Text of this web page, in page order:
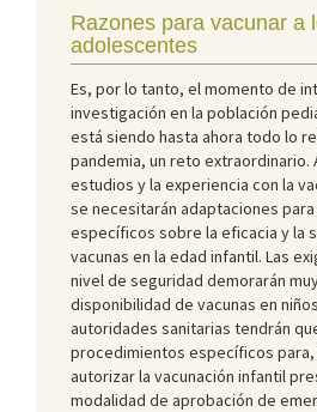
Razones para vacunar a
adolescentes
Es, por lo tanto, el momento de
investigación en la población
está siendo hasta ahora todo lo
pandemia, un reto extraordinario.
estudios y la experiencia con la
se necesitarán adaptaciones
específicos sobre la eficacia y la
vacunas en la edad infantil. Las
nivel de seguridad demorarán
disponibilidad de vacunas en
autoridades sanitarias tendrán
procedimientos específicos
autorizar la vacunación infantil
modalidad de aprobación de